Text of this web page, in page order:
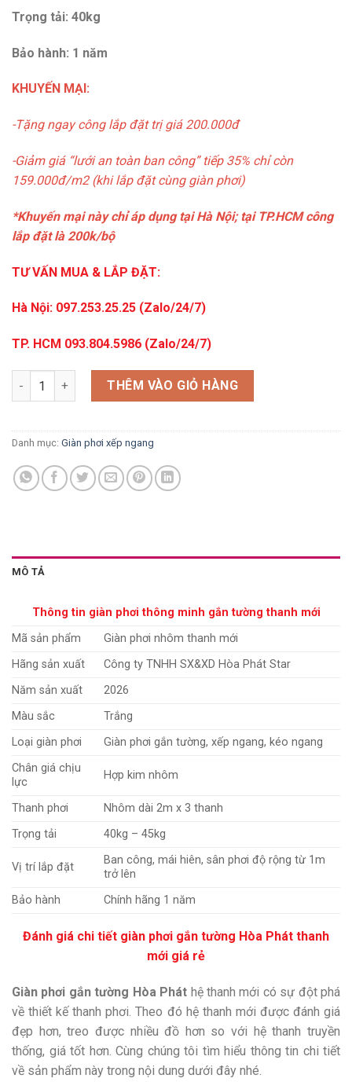
Trọng tải: 40kg
Bảo hành: 1 năm
KHUYẾN MẠI:
-Tặng ngay công lắp đặt trị giá 200.000đ
-Giảm giá “lưới an toàn ban công” tiếp 35% chỉ còn
159.000đ/m2 (khi lắp đặt cùng giàn phơi)
*Khuyến mại này chỉ áp dụng tại Hà Nội; tại TP.HCM công
lắp đặt là 200k/bộ
TƯ VẤN MUA & LẮP ĐẶT:
Hà Nội: 097.253.25.25 (Zalo/24/7)
TP. HCM 093.804.5986 (Zalo/24/7)
Giàn phơi gắn tường nhôm thanh mới giá rẻ - Hot Sale số lượng
THÊM VÀO GIỎ HÀNG
Danh mục: Giàn phơi xếp ngang
MÔ TẢ
Thông tin giàn phơi thông minh gắn tường thanh mới
Mã sản phẩm
Giàn phơi nhôm thanh mới
Hãng sản xuất
Công ty TNHH SX&XD Hòa Phát Star
Năm sản xuất
2026
Màu sắc
Trắng
Loại giàn phơi
Giàn phơi gắn tường, xếp ngang, kéo ngang
Chân giá chịu
lực
Hợp kim nhôm
Thanh phơi
Nhôm dài 2m x 3 thanh
Trọng tải
40kg – 45kg
Vị trí lắp đặt
Ban công, mái hiên, sân phơi độ rộng từ 1m
trở lên
Bảo hành
Chính hãng 1 năm
Đánh giá chi tiết giàn phơi gắn tường Hòa Phát thanh
mới giá rẻ
Giàn phơi gắn tường Hòa Phát hệ thanh mới có sự đột phá
về thiết kế thanh phơi. Theo đó hệ thanh mới được đánh giá
đẹp hơn, treo được nhiều đồ hơn so với hệ thanh truyền
thống, giá tốt hơn. Cùng chúng tôi tìm hiểu thông tin chi tiết
về sản phẩm này trong nội dung dưới đây nhé.